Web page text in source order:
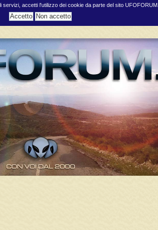
accetti l'utilizzo dei cookie da parte del sito UFOFORUM.